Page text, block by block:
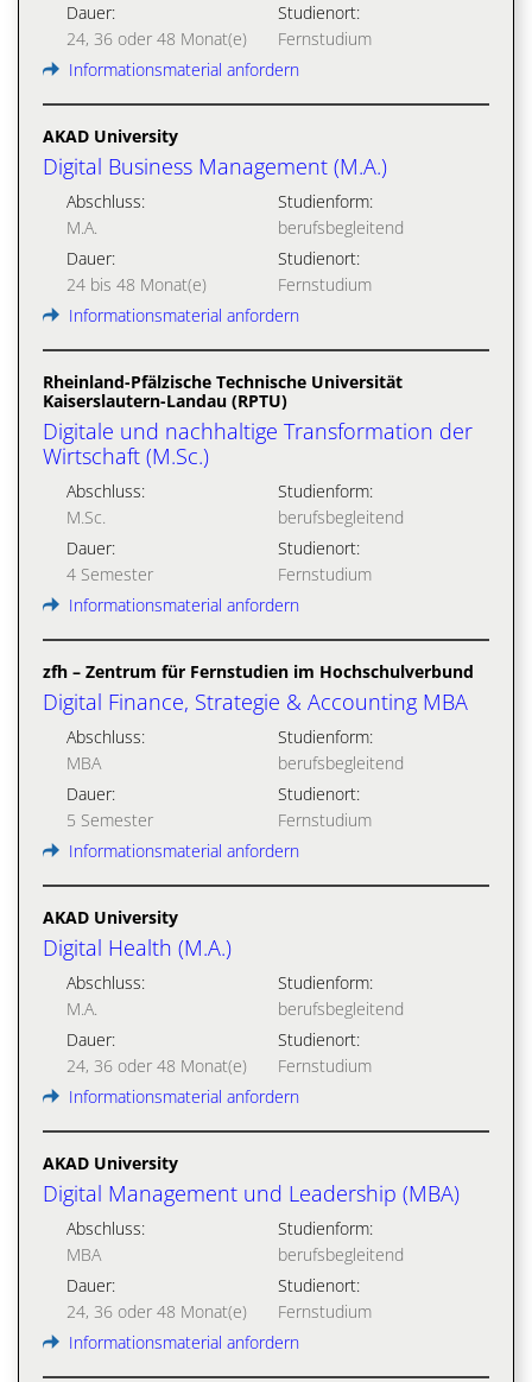
Dauer:
24, 36 oder 48 Monat(e)
Studienort:
Fernstudium
Informationsmaterial anfordern
AKAD University
Digital Business Management (M.A.)
Abschluss:
M.A.
Studienform:
berufsbegleitend
Dauer:
24 bis 48 Monat(e)
Studienort:
Fernstudium
Informationsmaterial anfordern
Rheinland-Pfälzische Technische Universität
Kaiserslautern-Landau (RPTU)
Digitale und nachhaltige Transformation der
Wirtschaft (M.Sc.)
Abschluss:
M.Sc.
Studienform:
berufsbegleitend
Dauer:
4 Semester
Studienort:
Fernstudium
Informationsmaterial anfordern
zfh – Zentrum für Fernstudien im Hochschulverbund
Digital Finance, Strategie & Accounting MBA
Abschluss:
MBA
Studienform:
berufsbegleitend
Dauer:
5 Semester
Studienort:
Fernstudium
Informationsmaterial anfordern
AKAD University
Digital Health (M.A.)
Abschluss:
M.A.
Studienform:
berufsbegleitend
Dauer:
24, 36 oder 48 Monat(e)
Studienort:
Fernstudium
Informationsmaterial anfordern
AKAD University
Digital Management und Leadership (MBA)
Abschluss:
MBA
Studienform:
berufsbegleitend
Dauer:
24, 36 oder 48 Monat(e)
Studienort:
Fernstudium
Informationsmaterial anfordern